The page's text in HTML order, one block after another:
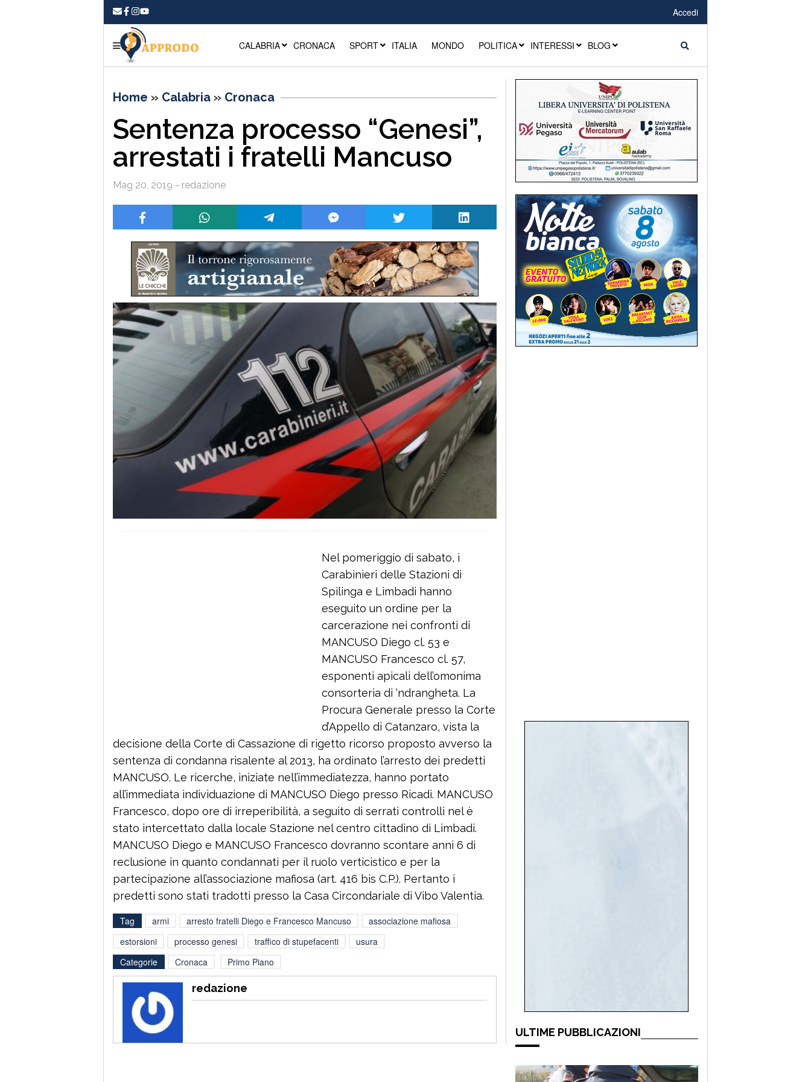
Accedi
CALABRIA CRONACA SPORT ITALIA MONDO POLITICA INTERESSI BLOG
Home » Calabria » Cronaca
Sentenza processo “Genesi”,
arrestati i fratelli Mancuso
Mag 20, 2019 - redazione
Nel pomeriggio di sabato, i
Carabinieri delle Stazioni di
Spilinga e Limbadi hanno
eseguito un ordine per la
carcerazione nei confronti di
MANCUSO Diego cl. 53 e
MANCUSO Francesco cl. 57,
esponenti apicali dell’omonima
consorteria di ‘ndrangheta. La
Procura Generale presso la Corte
d’Appello di Catanzaro, vista la
decisione della Corte di Cassazione di rigetto ricorso proposto avverso la
sentenza di condanna risalente al 2013, ha ordinato l’arresto dei predetti
MANCUSO. Le ricerche, iniziate nell’immediatezza, hanno portato
all’immediata individuazione di MANCUSO Diego presso Ricadi. MANCUSO
Francesco, dopo ore di irreperibilità, a seguito di serrati controlli nel è
stato intercettato dalla locale Stazione nel centro cittadino di Limbadi.
MANCUSO Diego e MANCUSO Francesco dovranno scontare anni 6 di
reclusione in quanto condannati per il ruolo verticistico e per la
partecipazione all’associazione mafiosa (art. 416 bis C.P.). Pertanto i
predetti sono stati tradotti presso la Casa Circondariale di Vibo Valentia.
Tag armi arresto fratelli Diego e Francesco Mancuso
associazione mafiosa
estorsioni
processo genesi traffico di stupefacenti
usura
Categorie
Cronaca Primo Piano
redazione
ULTIME PUBBLICAZIONI